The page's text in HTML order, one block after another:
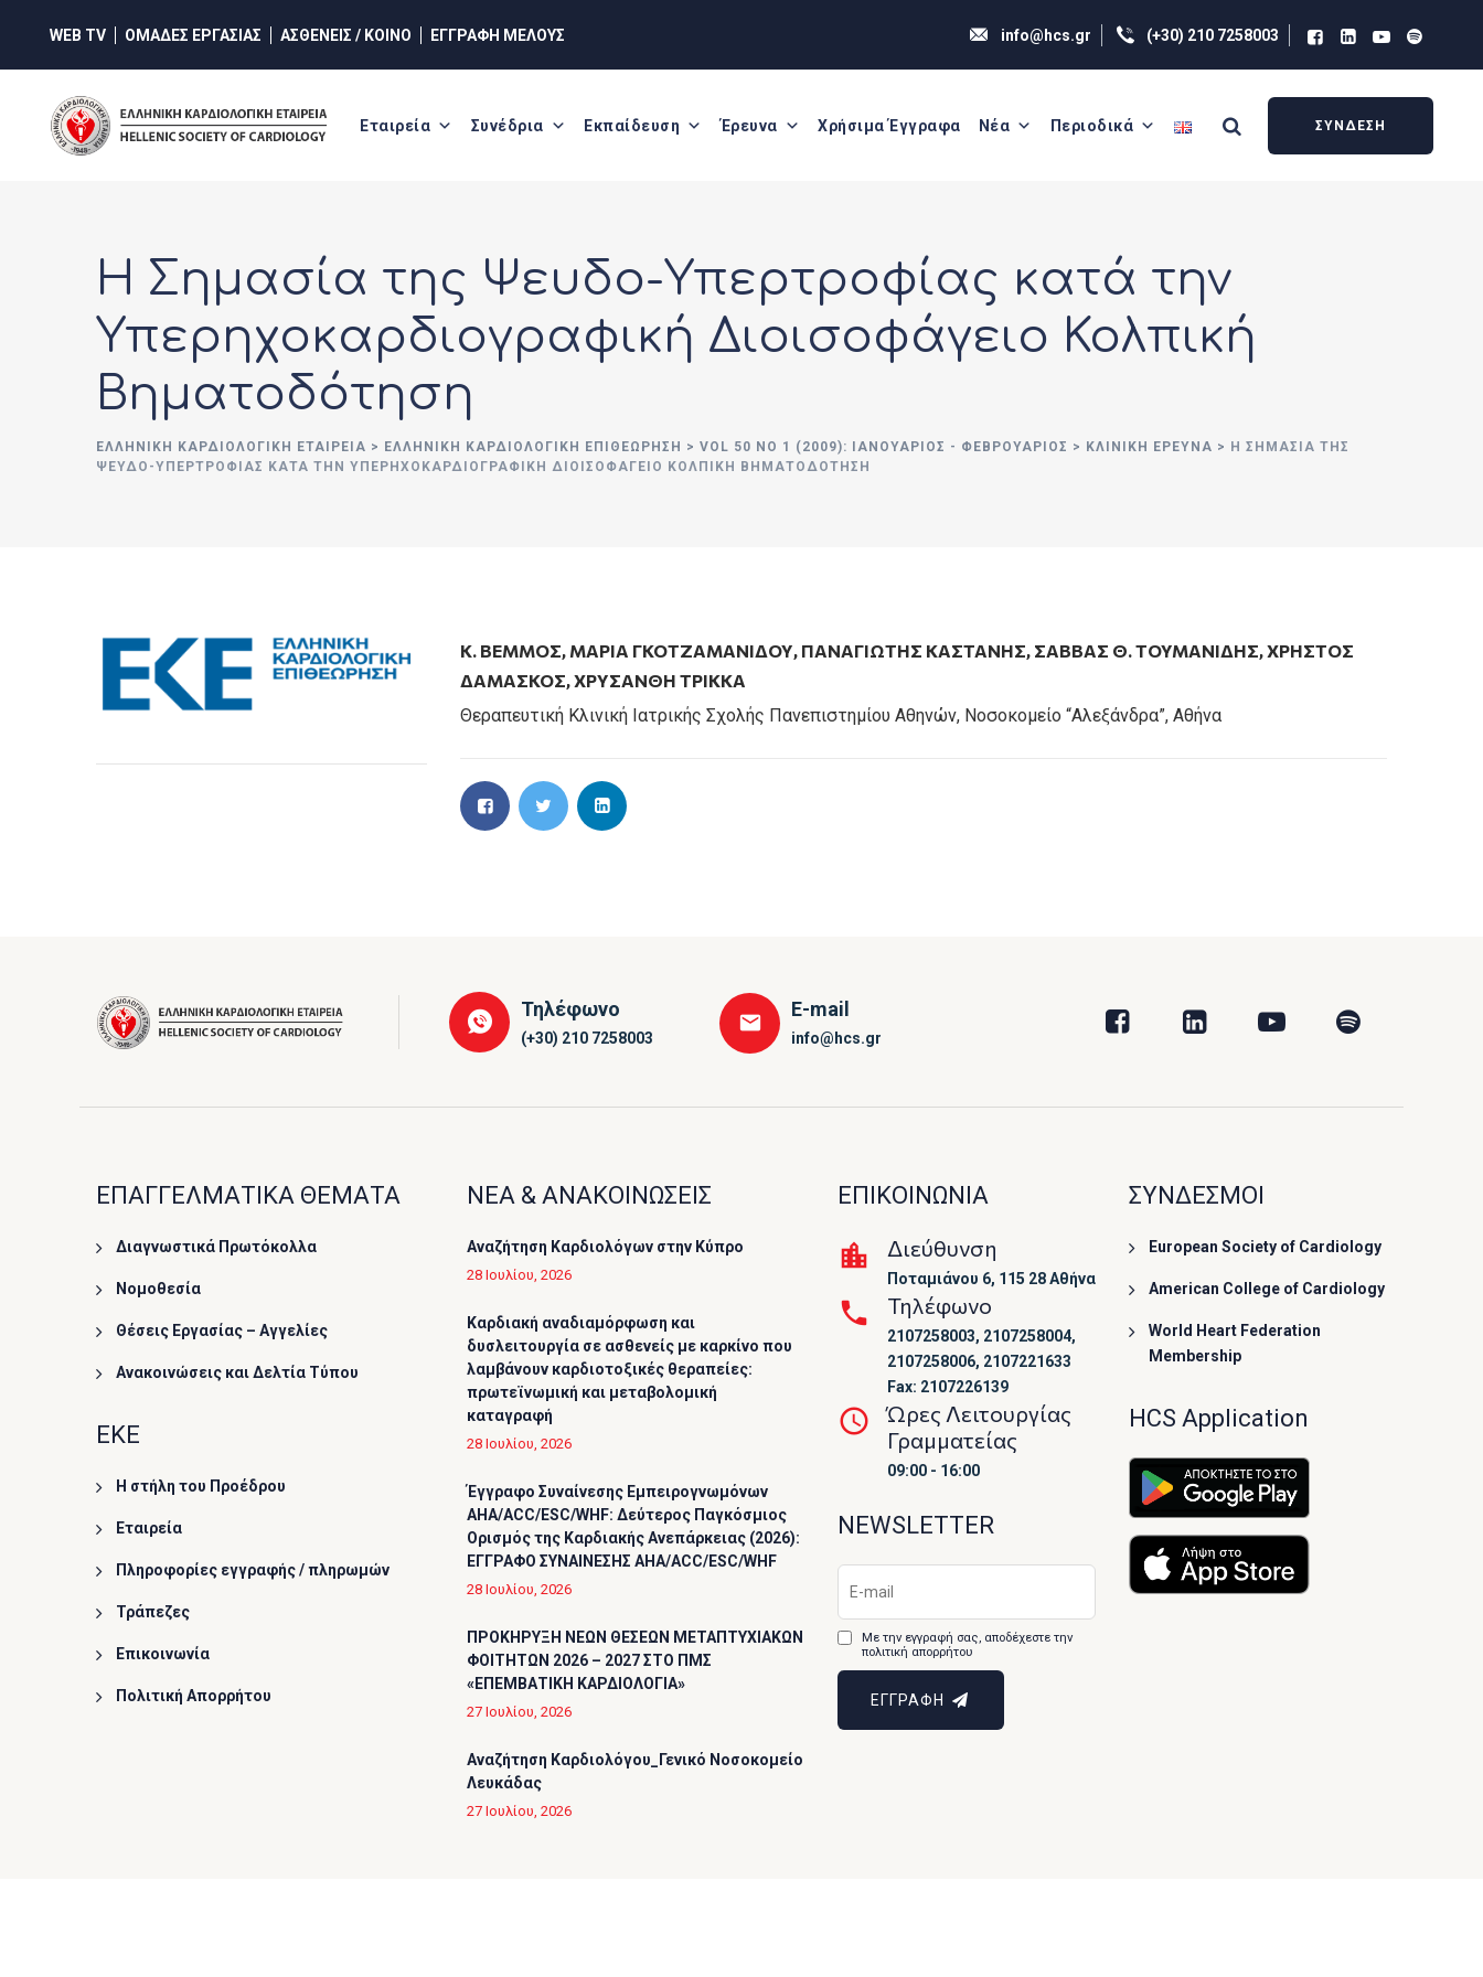
content
WEB TV ΟΜΑΔΕΣ ΕΡΓΑΣΙΑΣ ΑΣΘΕΝΕΙΣ / ΚΟΙΝΟ ΕΓΓΡΑΦΗ ΜΕΛΟΥΣ info@hcs.gr (+30) 210 7258003
Εταιρεία Συνέδρια Εκπαίδευση Έρευνα Χρήσιμα Έγγραφα Νέα Περιοδικά ΣΥΝΔΕΣΗ
Η Σημασία της Ψευδο-Υπερτροφίας κατά την
Υπερηχοκαρδιογραφική Διοισοφάγειο Κολπική
Βηματοδότηση
ΕΛΛΗΝΙΚΉ ΚΑΡΔΙΟΛΟΓΙΚΉ ΕΤΑΙΡΕΊΑ > ΕΛΛΗΝΙΚΗ ΚΑΡΔΙΟΛΟΓΙΚΗ ΕΠΙΘΕΩΡΗΣΗ > VOL 50 NO 1 (2009): ΙΑΝΟΥΆΡΙΟΣ - ΦΕΒΡΟΥΆΡΙΟΣ > ΚΛΙΝΙΚΗ ΕΡΕΥΝΑ > Η ΣΗΜΑΣΊΑ ΤΗΣ
ΨΕΥΔΟ-ΥΠΕΡΤΡΟΦΊΑΣ ΚΑΤΆ ΤΗΝ ΥΠΕΡΗΧΟΚΑΡΔΙΟΓΡΑΦΙΚΉ ΔΙΟΙΣΟΦΆΓΕΙΟ ΚΟΛΠΙΚΉ ΒΗΜΑΤΟΔΌΤΗΣΗ
Κ. ΒΈΜΜΟΣ, ΜΑΡΙΑ ΓΚΟΤΖΑΜΑΝΙΔΟΥ, ΠΑΝΑΓΙΩΤΗΣ ΚΑΣΤΑΝΗΣ, ΣΆΒΒΑΣ Θ. ΤΟΥΜΑΝΊΔΗΣ,ΧΡΗΣΤΟΣ
ΔΑΜΑΣΚΟΣ,ΧΡΥΣΑΝΘΗ ΤΡΙΚΚΑ
Θεραπευτική Κλινική Ιατρικής Σχολής Πανεπιστημίου Αθηνών, Νοσοκομείο “Αλεξάνδρα”, Αθήνα
Τηλέφωνο
(+30) 210 7258003
E-mail
info@hcs.gr
ΕΠΑΓΓΕΛΜΑΤΙΚΑ ΘΕΜΑΤΑ
Διαγνωστικά Πρωτόκολλα
Νομοθεσία
Θέσεις Εργασίας – Αγγελίες
Ανακοινώσεις και Δελτία Τύπου
ΕΚΕ
Η στήλη του Προέδρου
Εταιρεία
Πληροφορίες εγγραφής / πληρωμών
Τράπεζες
Επικοινωνία
Πολιτική Απορρήτου
ΝΕΑ & ΑΝΑΚΟΙΝΩΣΕΙΣ
Αναζήτηση Καρδιολόγων στην Κύπρο
28 Ιουλίου, 2026
Καρδιακή αναδιαμόρφωση και
δυσλειτουργία σε ασθενείς με καρκίνο που
λαμβάνουν καρδιοτοξικές θεραπείες:
πρωτεϊνωμική και μεταβολομική
καταγραφή
28 Ιουλίου, 2026
Έγγραφο Συναίνεσης Εμπειρογνωμόνων
AHA/ACC/ESC/WHF: Δεύτερος Παγκόσμιος
Ορισμός της Καρδιακής Ανεπάρκειας (2026):
ΕΓΓΡΑΦΟ ΣΥΝΑΙΝΕΣΗΣ AHA/ACC/ESC/WHF
28 Ιουλίου, 2026
ΠΡΟΚΗΡΥΞΗ ΝΕΩΝ ΘΕΣΕΩΝ ΜΕΤΑΠΤΥΧΙΑΚΩΝ
ΦΟΙΤΗΤΩΝ 2026 – 2027 ΣΤΟ ΠΜΣ
«ΕΠΕΜΒΑΤΙΚΗ ΚΑΡΔΙΟΛΟΓΙΑ»
27 Ιουλίου, 2026
Αναζήτηση Καρδιολόγου_Γενικό Νοσοκομείο
Λευκάδας
27 Ιουλίου, 2026
ΕΠΙΚΟΙΝΩΝΙΑ
Διεύθυνση
Ποταμιάνου 6, 115 28 Αθήνα
Τηλέφωνο
2107258003, 2107258004,
2107258006, 2107221633
Fax: 2107226139
Ώρες Λειτουργίας
Γραμματείας
09:00 - 16:00
NEWSLETTER
Με την εγγραφή σας, αποδέχεστε την
πολιτική απορρήτου
ΕΓΓΡΑΦΗ
ΣΥΝΔΕΣΜΟΙ
European Society of Cardiology
American College of Cardiology
World Heart Federation
Membership
HCS Application